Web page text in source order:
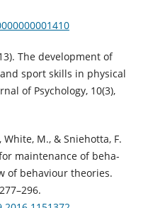
The development of
sport skills in physical
of Psychology, 10(3),
White, M., & Sniehotta, F.
maintenance of beha-
of behaviour theories.